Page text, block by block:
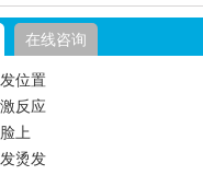
在线咨询
位置
反应
上
烫发